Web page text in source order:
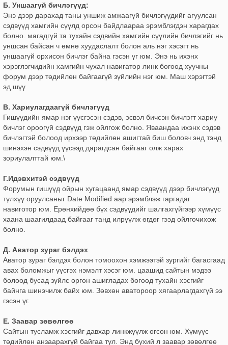
Б. Уншаагүй бичлэгүүд:
Энэ дээр дарахад таны уншиж амжаагүй бичлэгүүдийг агуулсан
сэдвүүд хамгийн сүүлд орсон байдлаараа эрэмблэгдэн харагдах
болно. магадгүй та тухайн сэдвийн хамгийн сүүлийн бичлэгийг нь
уншсан байсан ч өмнө хуудаслалт болон аль нэг хэсэгт нь
уншаагүй орхисон бичлэг байна гэсэн үг юм. Энэ нь ихэнх
хэрэглэгчидийн хамгийн чухал навигатор линк бөгөөд хуучны
форум дээр төдийлөн байгаагүй зүйлийн нэг юм. Маш хэрэгтэй
эд шүү
В. Хариулагдаагүй бичлэгүүд
Гишүүдийн ямар нэг үүсгэсэн сэдэв, эсвэл бичсэн бичлэгт хариу
бичлэг ороогүй сэдвүүд гэж ойлгож болно. Яваандаа ихэнх сэдэв
бичлэгтэй болоод ирхээр төдийлөн ашигтай биш боловч энд тэнд
шинэхэн сэдвүүд үүсээд дарагдсан байгааг олж харах
зориулалттай юм.\
Г.Идэвхитэй сэдвүүд
Форумын гишүүд ойрын хугацаанд ямар сэдвүүд дээр бичлэгүүд
түлхүү оруулсаныг Date Modified аар эрэмблэж гаргадаг
навиготор юм. Ерөнхийдөө бүх сэдвүүдийг шалгахгүйгээр хүмүүс
хаана шаагилдаад байгааг танд илрүүлж өгдөг гээд ойлгочихож
болно.
Д. Аватор зураг бэлдэх
Аватор зураг бэлдэх болон томоохон хэмжээтэй зургийг багасгаад
авах боломжыг үүсгэх нэмэлт хэсэг юм. цаашид сайтын мэдээ
болоод бусад зүйлс өргөн ашигладах бөгөөд тухайн хэсгийг
байнга шинэчилж байх юм. Зөвхөн аватороор хягаарлагдахгүй ээ
гэсэн үг.
Е. Заавар зөвөлгөө
Сайтын тусламж хэсгийг давхар линкжүүлж өгсөн юм. Хүмүүс
төдийлөн анзаарахгүй байгаа тул. Энд бүхий л заавар зөвөлгөө